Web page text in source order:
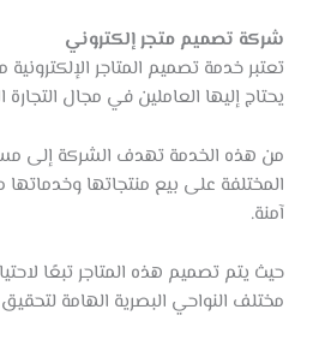
شركة تصميم متجر إلكتروني
تعتبر خدمة تصميم المتاجر
يحتاج إليها العاملين في مجال التجارة
من هذه الخدمة تهدف الشركة إلى
المختلفة على بيع منتجاتها
آمنة.
حيث يتم تصميم هذه المتاجر تبعًا
مختلف النواحي البصرية الهامة